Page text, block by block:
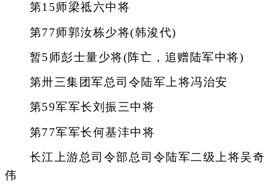
第15师梁祗六中将
第77师郭汝栋少将(韩浚代)
暂5师彭士量少将(阵亡，追赠陆军中将)
第卅三集团军总司令陆军上将冯治安
第59军军长刘振三中将
第77军军长何基沣中将
长江上游总司令部总司令陆军二级上将吴奇
伟